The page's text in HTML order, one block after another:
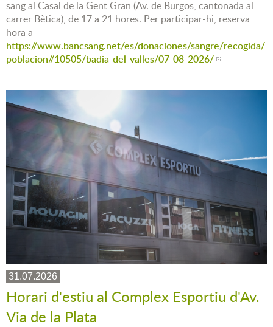
sang al Casal de la Gent Gran (Av. de Burgos, cantonada al
carrer Bètica), de 17 a 21 hores. Per participar-hi, reserva
hora a
https://www.bancsang.net/es/donaciones/sangre/recogida/
poblacion//10505/badia-del-valles/07-08-2026/
31.07.2026
Horari d'estiu al Complex Esportiu d'Av.
Via de la Plata